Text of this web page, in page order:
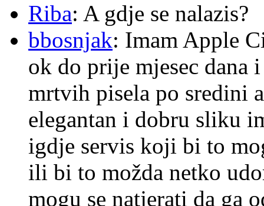
Riba: A gdje se nalazis?
bbosnjak: Imam Apple
ok do prije mjesec dana
mrtvih pisela po sredini
elegantan i dobru sliku
igdje servis koji bi to
ili bi to možda netko
mogu se natjerati da ga